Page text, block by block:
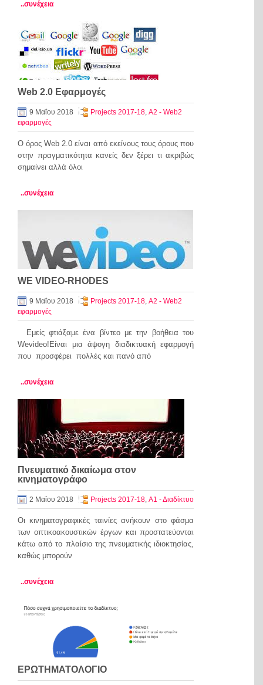
..συνέχεια
Web 2.0 Εφαρμογές
9 Μαΐου 2018 Projects 2017-18, Α2 - Web2
εφαρμογές
Ο όρος Web 2.0 είναι από εκείνους τους όρους που
στην πραγματικότητα κανείς δεν ξέρει τι ακριβώς
σημαίνει αλλά όλοι
..συνέχεια
WE VIDEO-RHODES
9 Μαΐου 2018 Projects 2017-18, Α2 - Web2
εφαρμογές
Εμείς φτιάξαμε ένα βίντεο με την βοήθεια του
Wevideo!Είναι μια άψογη διαδικτυακή εφαρμογή
που προσφέρει πολλές και πανό από
..συνέχεια
Πνευματικό δικαίωμα στον
κινηματογράφο
2 Μαΐου 2018 Projects 2017-18, Α1 - Διαδίκτυο
Οι κινηματογραφικές ταινίες ανήκουν στο φάσμα
των οπτικοακουστικών έργων και προστατεύονται
κάτω από το πλαίσιο της πνευματικής ιδιοκτησίας,
καθώς μπορούν
..συνέχεια
ΕΡΩΤΗΜΑΤΟΛΟΓΙΟ